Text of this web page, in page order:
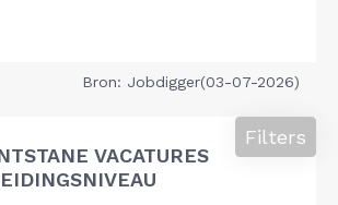
Bron: Jobdigger(03-07-2026)
VACATURES
Filters